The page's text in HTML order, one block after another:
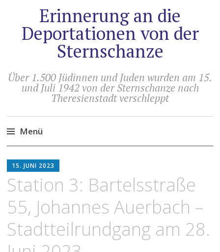
Erinnerung an die
Deportationen von der
Sternschanze
Über 1.500 Jüdinnen und Juden wurden am 15.
und Juli 1942 von der Sternschanze nach
Theresienstadt verschleppt
Menü
Inhalt
springen
15. JUNI 2023
Station 3: Bartelsstraße
55, Johannes Auerbach –
Stadtteilrundgang am 28.